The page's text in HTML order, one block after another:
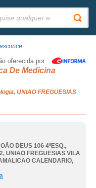
oferecida por
De Medicina
UNIAO FREGUESIAS
DEUS 106 4ºESQ.,
, UNIAO FREGUESIAS VILA
CALENDARIO,